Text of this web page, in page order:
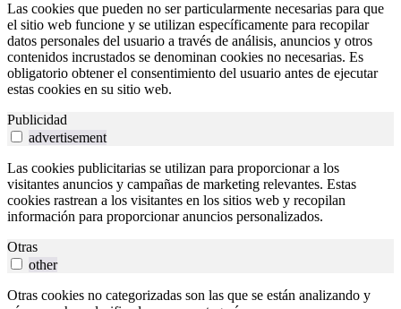
Las cookies que pueden no ser particularmente necesarias para que
el sitio web funcione y se utilizan específicamente para recopilar
datos personales del usuario a través de análisis, anuncios y otros
contenidos incrustados se denominan cookies no necesarias. Es
obligatorio obtener el consentimiento del usuario antes de ejecutar
estas cookies en su sitio web.
Publicidad
advertisement
Las cookies publicitarias se utilizan para proporcionar a los
visitantes anuncios y campañas de marketing relevantes. Estas
cookies rastrean a los visitantes en los sitios web y recopilan
información para proporcionar anuncios personalizados.
Otras
other
Otras cookies no categorizadas son las que se están analizando y